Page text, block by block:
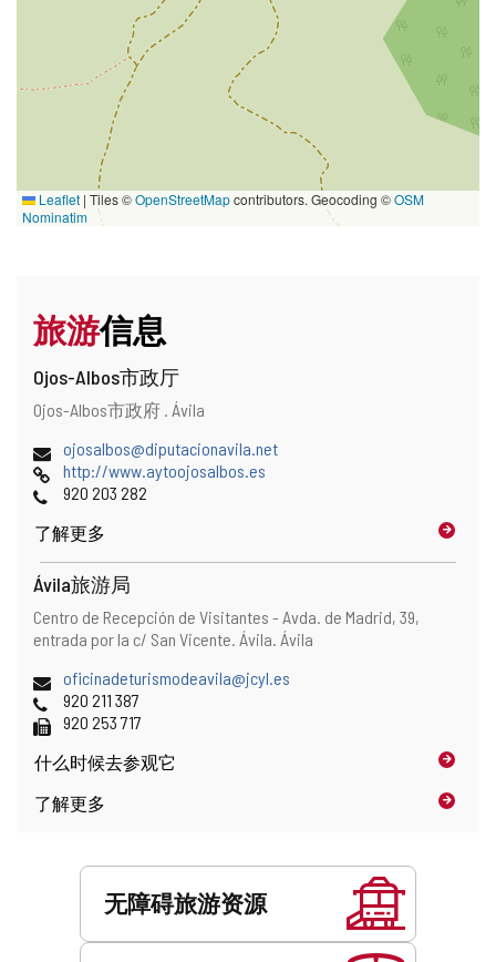
Leaflet | Tiles ©OpenStreetMapcontributors. Geocoding ©OSM
Nominatim
旅游信息
Ojos-Albos市政厅
地
址
和
地
图
位
邮
地
址
Ojos-Albos市政府 . Ávila
电
子
邮
地
址
ojosalbos@diputacionavila.net
网
页
http://www.aytoojosalbos.es
电
920 203 282
了解更多
Ávila旅游局
地
址
和
图
位
置
邮
寄
址
Centro de Recepción de Visitantes - Avda. de Madrid, 39,
entrada por la c/ San Vicente. Ávila. Ávila
电
子
邮
件
地
oficinadeturismodeavila@jcyl.es
电
话
920 211 387
传
真
920 253 717
什么时候去参观它
了解更多
无障碍旅游资源